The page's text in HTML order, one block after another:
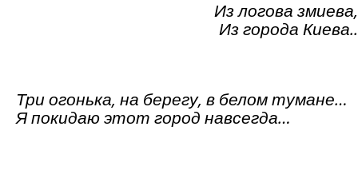
Из логова змиева,
Из города Киева..
Три огонька, на берегу, в белом тумане…
Я покидаю этот город навсегда…